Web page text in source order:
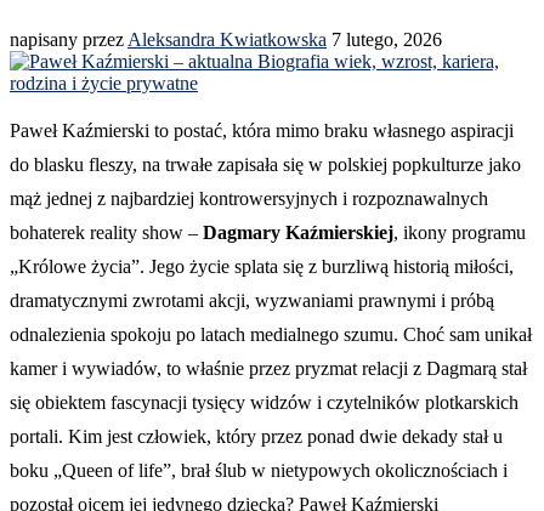
napisany przez Aleksandra Kwiatkowska 7 lutego, 2026
Paweł Kaźmierski to postać, która mimo braku własnego aspiracji
do blasku fleszy, na trwałe zapisała się w polskiej popkulturze jako
mąż jednej z najbardziej kontrowersyjnych i rozpoznawalnych
bohaterek reality show – Dagmary Kaźmierskiej, ikony programu
„Królowe życia”. Jego życie splata się z burzliwą historią miłości,
dramatycznymi zwrotami akcji, wyzwaniami prawnymi i próbą
odnalezienia spokoju po latach medialnego szumu. Choć sam unikał
kamer i wywiadów, to właśnie przez pryzmat relacji z Dagmarą stał
się obiektem fascynacji tysięcy widzów i czytelników plotkarskich
portali. Kim jest człowiek, który przez ponad dwie dekady stał u
boku „Queen of life”, brał ślub w nietypowych okolicznościach i
pozostał ojcem jej jedynego dziecka? Paweł Kaźmierski